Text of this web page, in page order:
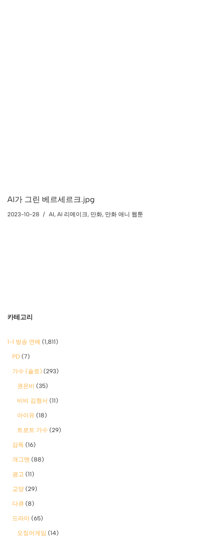
AI가 그린 베르세르크.jpg
2023-10-28 AI, AI 리메이크, 만화, 만화 애니 웹툰
카테고리
1-1 방송 연예 (1,811)
PD (7)
가수 (솔로) (293)
권은비 (35)
비비 김형서 (11)
아이유 (18)
트로트 가수 (29)
감독 (16)
개그맨 (88)
광고 (11)
교양 (29)
다큐 (8)
드라마 (65)
오징어게임 (14)